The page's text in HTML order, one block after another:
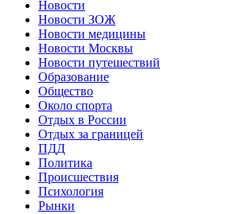
Новости
Новости ЗОЖ
Новости медицины
Новости Москвы
Новости путешествий
Образование
Общество
Около спорта
Отдых в России
Отдых за границей
ПДД
Политика
Происшествия
Психология
Рынки